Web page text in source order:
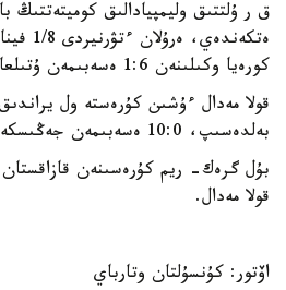
ق ر ۇلتتىق وليمپيادالىق كوميتەتتىڭ
كورەيا وكىلىنەن 1:6 ەسەبىمەن ۇتىلعان ەدى.
قولا مەدال ءۇشىن كۇرەستە ول
بەلدەسىپ، 10:0 ەسەبىمەن جەڭىسكە جەتتى.
بۇل گرەك- ريم كۇرەسىنەن
قولا مەدال.
اۆتور: كۇنسۇلتان وتارباي